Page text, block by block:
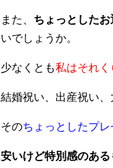
また、 ちょっとした
いでしょうか。
少なくとも私はそれ
結婚祝い、出産祝い
そのちょっとしたプ
安いけど特別感のある